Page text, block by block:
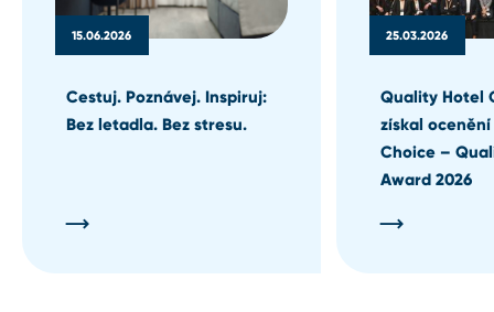
15.06.2026
Cestuj. Poznávej. Inspiruj:
Bez letadla. Bez stresu.
25.03.2026
Quality Hotel
získal
Choice –
Award 2026